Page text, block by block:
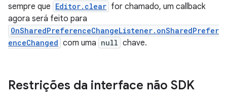
sempre que Editor.clear for chamado, um callback
agora será feito para
OnSharedPreferenceChangeListener.onSharedPrefer
enceChanged com uma null chave.
Restrições da interface não SDK